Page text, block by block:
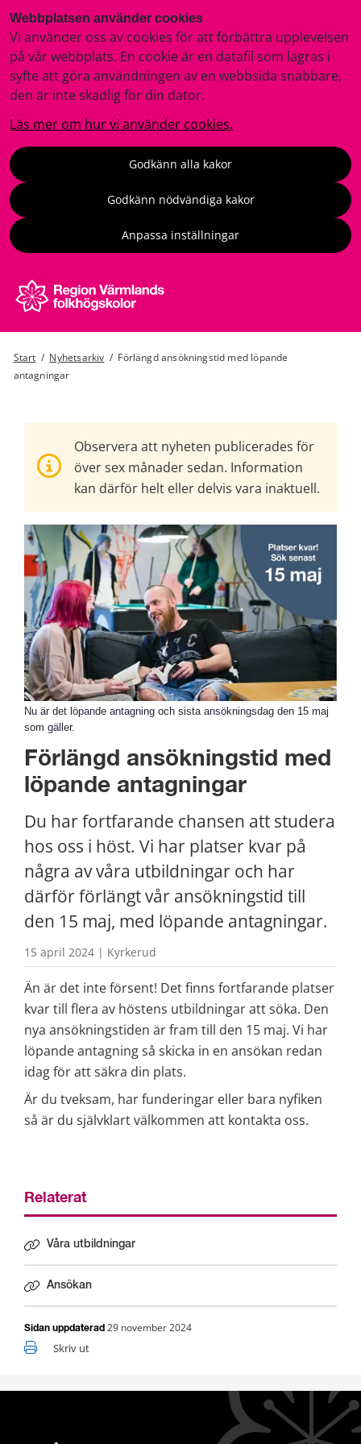
Webbplatsen använder cookies
Vi använder oss av cookies för att förbättra upplevelsen
på vår webbplats. En cookie är en datafil som lagras i
syfte att göra användningen av en webbsida snabbare,
den är inte skadlig för din dator.
Läs mer om hur vi använder cookies.
Godkänn alla kakor
Godkänn nödvändiga kakor
Anpassa inställningar
Start / Nyhetsarkiv / Förlängd ansökningstid med löpande
antagningar
Observera att nyheten publicerades för
över sex månader sedan. Information
kan därför helt eller delvis vara inaktuell.
Nu är det löpande antagning och sista ansökningsdag den 15 maj
som gäller.
Förlängd ansökningstid med
löpande antagningar
Du har fortfarande chansen att studera
hos oss i höst. Vi har platser kvar på
några av våra utbildningar och har
därför förlängt vår ansökningstid till
den 15 maj, med löpande antagningar.
15 april 2024 | Kyrkerud
Än är det inte försent! Det finns fortfarande platser
kvar till flera av höstens utbildningar att söka. Den
nya ansökningstiden är fram till den 15 maj. Vi har
löpande antagning så skicka in en ansökan redan
idag för att säkra din plats.
Är du tveksam, har funderingar eller bara nyfiken
så är du självklart välkommen att kontakta oss.
Relaterat
Våra utbildningar
Ansökan
Sidan uppdaterad 29 november 2024
Skriv ut